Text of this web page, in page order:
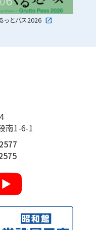
っとパス2026
南1-6-1